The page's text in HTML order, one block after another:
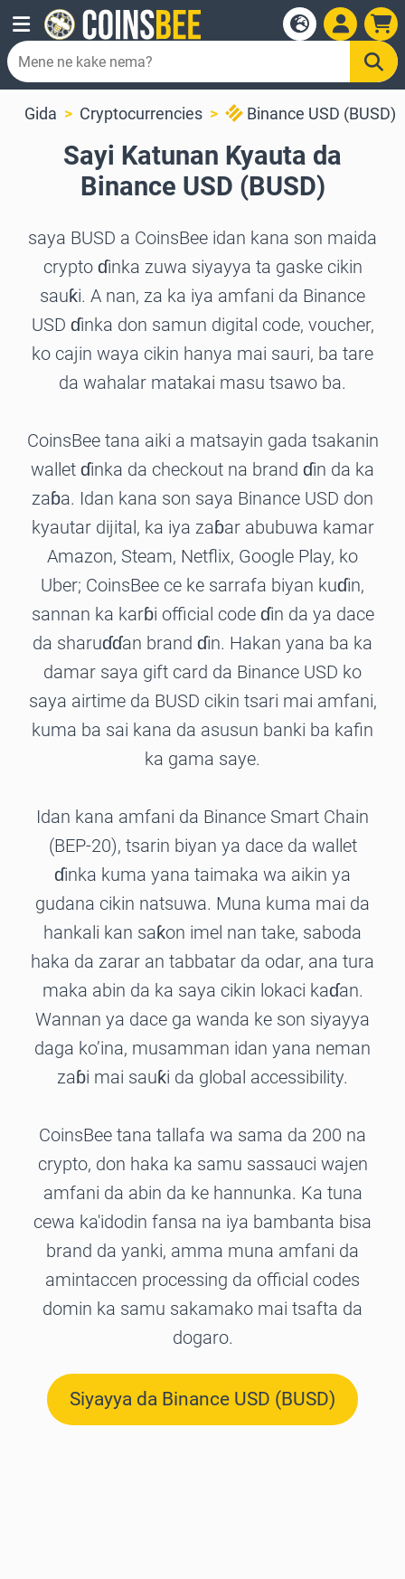
Gida Cryptocurrencies Binance USD (BUSD)
Sayi Katunan Kyauta da
Binance USD (BUSD)
saya BUSD a CoinsBee idan kana son maida
crypto ɗinka zuwa siyayya ta gaske cikin
sauƙi. A nan, za ka iya amfani da Binance
USD ɗinka don samun digital code, voucher,
ko cajin waya cikin hanya mai sauri, ba tare
da wahalar matakai masu tsawo ba.
CoinsBee tana aiki a matsayin gada tsakanin
wallet ɗinka da checkout na brand ɗin da ka
zaɓa. Idan kana son saya Binance USD don
kyautar dijital, ka iya zaɓar abubuwa kamar
Amazon, Steam, Netflix, Google Play, ko
Uber; CoinsBee ce ke sarrafa biyan kuɗin,
sannan ka karɓi official code ɗin da ya dace
da sharuɗɗan brand ɗin. Hakan yana ba ka
damar saya gift card da Binance USD ko
saya airtime da BUSD cikin tsari mai amfani,
kuma ba sai kana da asusun banki ba kafin
ka gama saye.
Idan kana amfani da Binance Smart Chain
(BEP-20), tsarin biyan ya dace da wallet
ɗinka kuma yana taimaka wa aikin ya
gudana cikin natsuwa. Muna kuma mai da
hankali kan saƙon imel nan take, saboda
haka da zarar an tabbatar da odar, ana tura
maka abin da ka saya cikin lokaci kaɗan.
Wannan ya dace ga wanda ke son siyayya
daga ko’ina, musamman idan yana neman
zaɓi mai sauƙi da global accessibility.
CoinsBee tana tallafa wa sama da 200 na
crypto, don haka ka samu sassauci wajen
amfani da abin da ke hannunka. Ka tuna
cewa ka'idodin fansa na iya bambanta bisa
brand da yanki, amma muna amfani da
amintaccen processing da official codes
domin ka samu sakamako mai tsafta da
dogaro.
Siyayya da Binance USD (BUSD)